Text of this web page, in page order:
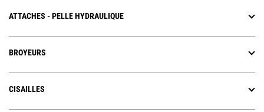
ATTACHES - PELLE HYDRAULIQUE
BROYEURS
CISAILLES